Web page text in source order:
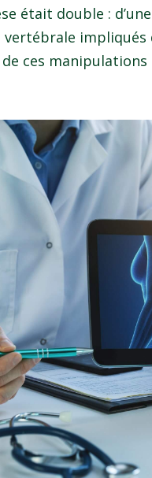
était double :
de ces